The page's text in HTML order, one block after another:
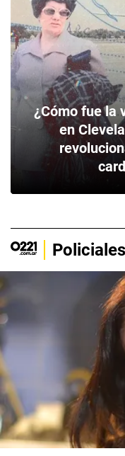
¿Cómo fue la
en
Policiales